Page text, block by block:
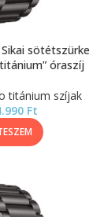
sötétszürke
óraszíj
titánium szíjak
Ft